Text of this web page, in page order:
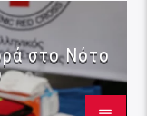
στο Νότο